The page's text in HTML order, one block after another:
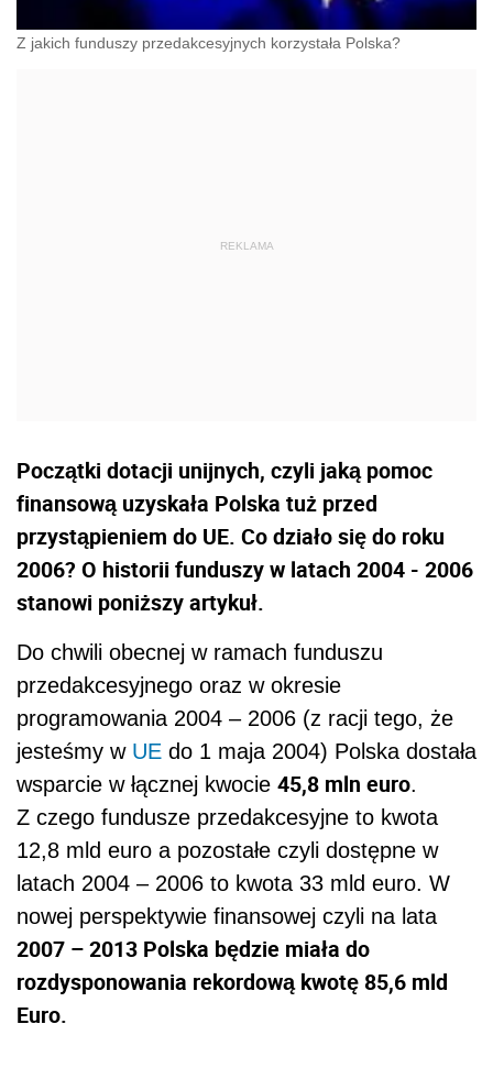
Z jakich funduszy przedakcesyjnych korzystała Polska?
Początki dotacji unijnych, czyli jaką pomoc
finansową uzyskała Polska tuż przed
przystąpieniem do UE. Co działo się do roku
2006? O historii funduszy w latach 2004 - 2006
stanowi poniższy artykuł.
Do chwili obecnej w ramach funduszu
przedakcesyjnego oraz w okresie
programowania 2004 – 2006 (z racji tego, że
jesteśmy w UE do 1 maja 2004) Polska dostała
wsparcie w łącznej kwocie 45,8 mln euro.
Z czego fundusze przedakcesyjne to kwota
12,8 mld euro a pozostałe czyli dostępne w
latach 2004 – 2006 to kwota 33 mld euro. W
nowej perspektywie finansowej czyli na lata
2007 – 2013 Polska będzie miała do
rozdysponowania rekordową kwotę 85,6 mld
Euro.